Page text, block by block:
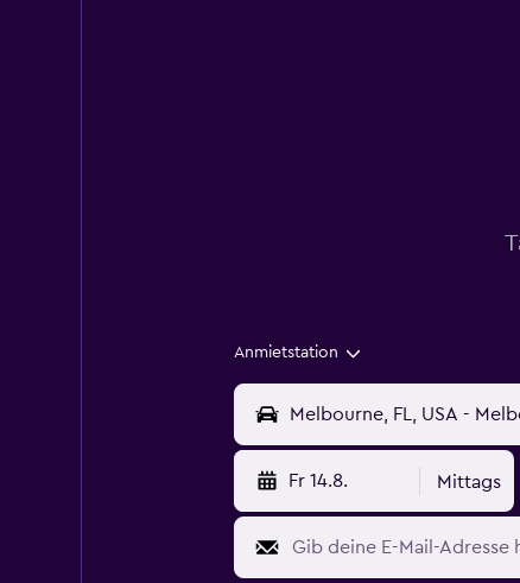
Anmietstation
Fr 14.8. Mittags